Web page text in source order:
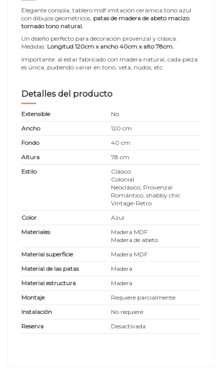
Elegante consola, tablero mdf imitación cerámica tono azul
con dibujos geométricos, patas de madera de abeto macizo
tornado tono natural.
Un diseño perfecto para decoración provenzal y clásica.
Medidas: Longitud 120cm x ancho 40cm x alto 78cm.
Importante: al estar fabricado con madera natural, cada pieza
es única, pudiendo variar en tono, veta, nudos, etc.
Detalles del producto
Extensible
No
Ancho
120 cm
Fondo
40 cm
Altura
78 cm
Estilo
Clásico
Colonial
Neoclásico, Provenzal
Romántico, shabby chic
Vintage-Retro
Color
Azul
Materiales
Madera MDF
Madera de abeto
Material superficie
Madera MDF
Material de las patas
Madera
Material estructura
Madera
Montaje
Requiere parcialmente
Instalación
No requiere
Reserva
Desactivada